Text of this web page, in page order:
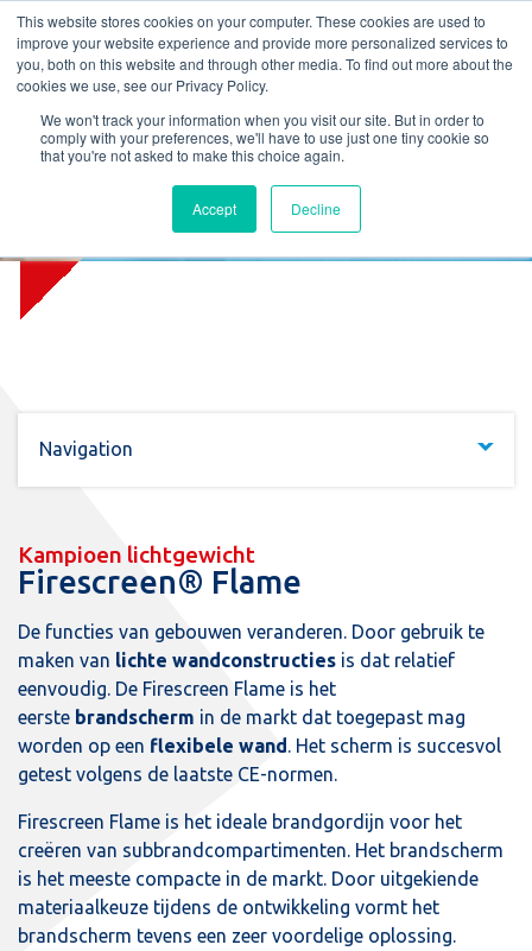
This website stores cookies on your computer. These cookies are used to
improve your website experience and provide more personalized services to
you, both on this website and through other media. To find out more about the
cookies we use, see our Privacy Policy.
We won't track your information when you visit our site. But in order to
comply with your preferences, we'll have to use just one tiny cookie so
that you're not asked to make this choice again.
Accept Decline
L T M P
Firescreen Flame (E)
Navigation
Kampioen lichtgewicht
Firescreen® Flame
De functies van gebouwen veranderen. Door gebruik te
maken van lichte wandconstructies is dat relatief
eenvoudig. De Firescreen Flame is het
eerste brandscherm in de markt dat toegepast mag
worden op een flexibele wand. Het scherm is succesvol
getest volgens de laatste CE-normen.
Firescreen Flame is het ideale brandgordijn voor het
creëren van subbrandcompartimenten. Het brandscherm
is het meeste compacte in de markt. Door uitgekiende
materiaalkeuze tijdens de ontwikkeling vormt het
brandscherm tevens een zeer voordelige oplossing.